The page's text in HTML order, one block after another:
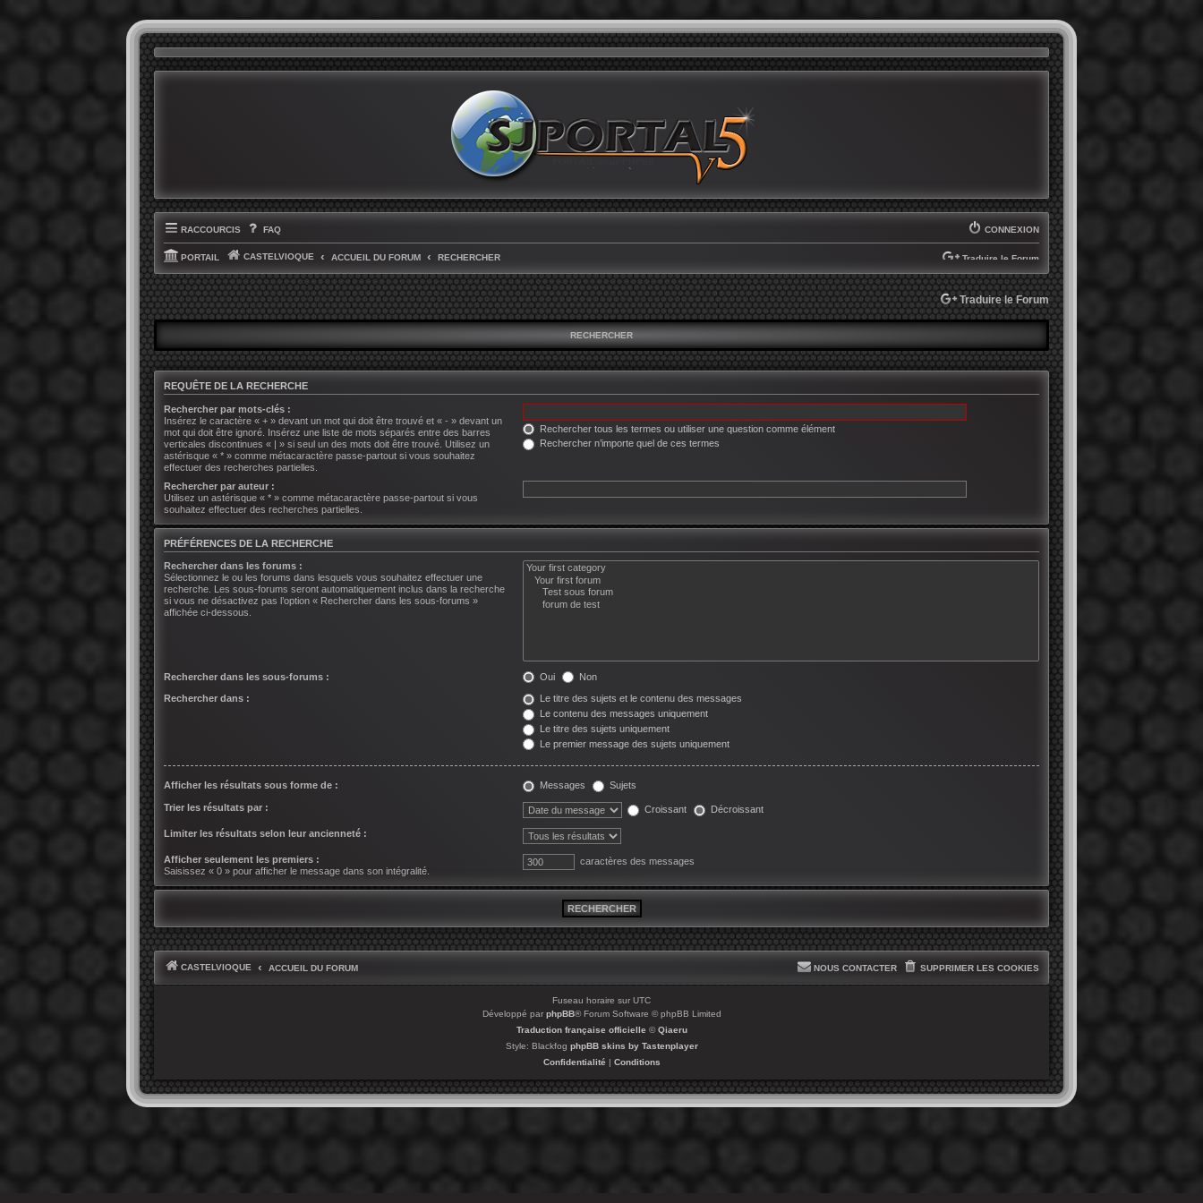
RACCOURCIS FAQ CONNEXION
PORTAIL CASTELVIOQUE ACCUEIL DU FORUM RECHERCHER
Traduire le Forum
SELECT LANGUAGE ▼
Traduire le Forum
RECHERCHER
REQUÊTE DE LA RECHERCHE
Rechercher par mots-clés :
Insérez le caractère « + » devant un mot qui doit être trouvé et « - » devant un
mot qui doit être ignoré. Insérez une liste de mots séparés entre des barres
verticales discontinues « | » si seul un des mots doit être trouvé. Utilisez un
astérisque « * » comme métacaractère passe-partout si vous souhaitez
effectuer des recherches partielles.
Rechercher tous les termes ou utiliser une question comme élément
Rechercher n’importe quel de ces termes
Rechercher par auteur :
Utilisez un astérisque « * » comme métacaractère passe-partout si vous
souhaitez effectuer des recherches partielles.
PRÉFÉRENCES DE LA RECHERCHE
Rechercher dans les forums :
Sélectionnez le ou les forums dans lesquels vous souhaitez effectuer une
recherche. Les sous-forums seront automatiquement inclus dans la recherche
si vous ne désactivez pas l’option « Rechercher dans les sous-forums »
affichée ci-dessous.
Rechercher dans les sous-forums : Oui Non
Rechercher dans :
Le titre des sujets et le contenu des messages
Le contenu des messages uniquement
Le titre des sujets uniquement
Le premier message des sujets uniquement
Afficher les résultats sous forme de : Messages Sujets
Trier les résultats par : Croissant Décroissant
Limiter les résultats selon leur ancienneté :
Afficher seulement les premiers :
Saisissez « 0 » pour afficher le message dans son intégralité.
caractères des messages
CASTELVIOQUE ACCUEIL DU FORUM SUPPRIMER LES COOKIES
NOUS CONTACTER
Fuseau horaire sur UTC
Développé par phpBB® Forum Software © phpBB Limited
Traduction française officielle ©Qiaeru
Style: Blackfog phpBB skins by Tastenplayer
Confidentialité | Conditions